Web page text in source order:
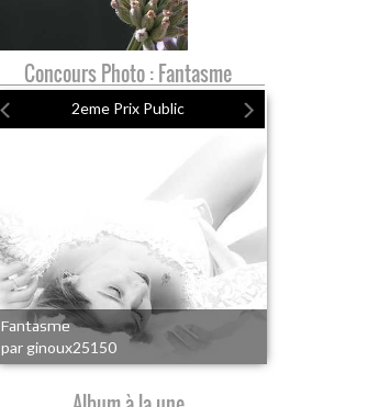
Concours Photo : Fantasme
2eme Prix Public
Fantasme
par ginoux25150